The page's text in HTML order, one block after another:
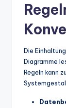
Die
Diagramme
Regeln kann